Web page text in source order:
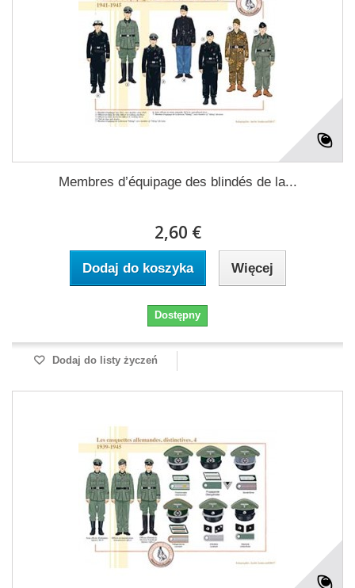
Membres d’équipage des blindés de la...
2,60 €
Dodaj do koszyka Więcej
Dostępny
Dodaj do listy życzeń